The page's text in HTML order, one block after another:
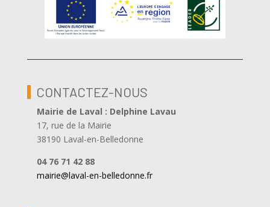
CONTACTEZ-NOUS
Mairie de Laval : Delphine Lavau
17, rue de la Mairie
38190 Laval-en-Belledonne
04 76 71 42 88
mairie@laval-en-belledonne.fr